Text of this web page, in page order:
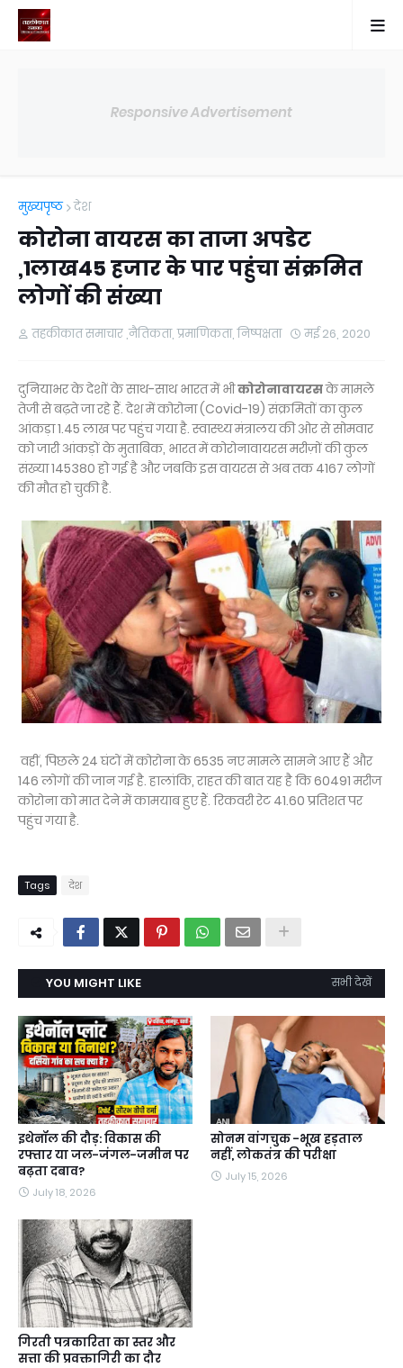
Responsive Advertisement
मुख्यपृष्ठ देश
कोरोना वायरस का ताजा अपडेट
,1लाख45 हजार के पार पहुंचा संक्रमित
लोगों की संख्या
तहकीकात समाचार ,नैतिकता, प्रमाणिकता, निष्पक्षता मई 26, 2020
दुनियाभर के देशों के साथ-साथ भारत में भीकोरोनावायरसके मामले
तेजी से बढ़ते जा रहे हैं. देश में कोरोना (Covid-19) संक्रमितों का कुल
आंकड़ा 1.45 लाख पर पहुंच गया है. स्वास्थ्य मंत्रालय की ओर से सोमवार
को जारी आंकड़ों के मुताबिक, भारत में कोरोनावायरस मरीज़ों की कुल
संख्या 145380 हो गई है और जबकि इस वायरस से अब तक 4167 लोगों
की मौत हो चुकी है.
वहीं, पिछले 24 घंटों में कोरोना के 6535 नए मामले सामने आए हैं और
146 लोगों की जान गई है. हालांकि, राहत की बात यह है कि 60491 मरीज
कोरोना को मात देने में कामयाब हुए हैं. रिकवरी रेट 41.60 प्रतिशत पर
पहुंच गया है.
Tags देश
YOU MIGHT LIKE सभी देखें
इथेनॉल की दौड़: विकास की
रफ्तार या जल-जंगल-जमीन पर
बढ़ता दबाव?
July 18, 2026
सोनम वांगचुक -भूख हड़ताल
नहीं, लोकतंत्र की परीक्षा
July 15, 2026
गिरती पत्रकारिता का स्तर और
सत्ता की प्रवक्तागिरी का दौर